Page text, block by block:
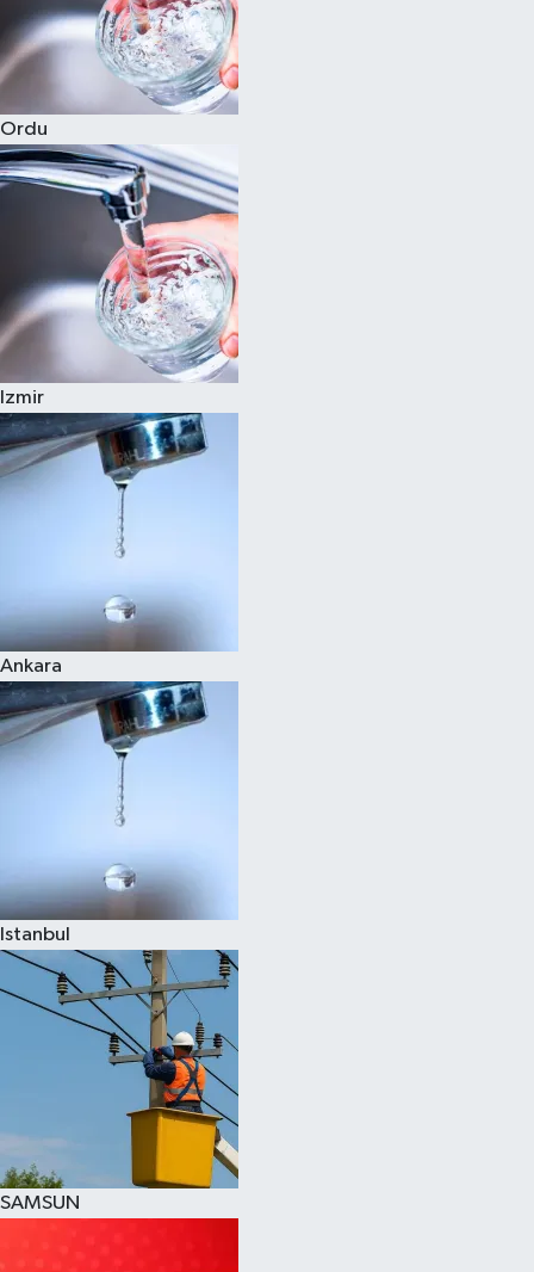
Ordu
Izmir
Ankara
Istanbul
SAMSUN